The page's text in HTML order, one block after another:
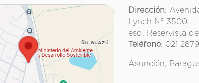
Dirección:
Lynch N° 3500.
esq. Reservista
Teléfono: 021
Asunción,